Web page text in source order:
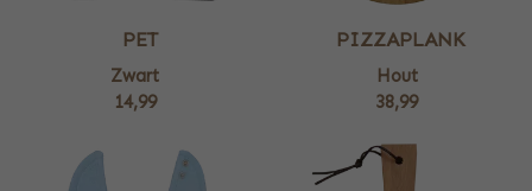
PET
Zwart
14,99
PIZZAPLANK
Hout
38,99